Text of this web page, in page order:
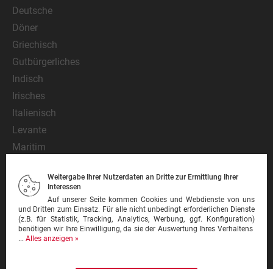
Deutsche
Döner
Griechisch
Gutbürgerliches
Indisch
Irisches
Italienisch
Levante
Maritim
Mexikanisch
Nationalgericht
Orientalisch
Pasta
Weitergabe Ihrer Nutzerdaten an Dritte zur Ermittlung Ihrer
Interessen
Auf unserer Seite kommen Cookies und Webdienste von uns
und Dritten zum Einsatz. Für alle nicht unbedingt erforderlichen Dienste
(z.B. für Statistik, Tracking, Analytics, Werbung, ggf. Konfiguration)
benötigen wir Ihre Einwilligung, da sie der Auswertung Ihres Verhaltens
... Alles anzeigen »